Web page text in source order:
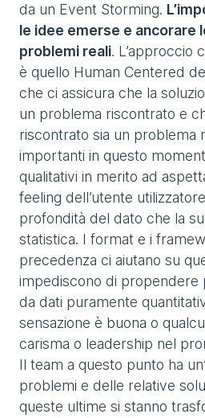
da un Event Storming.
le idee emerse e ancorare
problemi reali. L’approccio
è quello Human Centered
che ci assicura che la
un problema riscontrato e
riscontrato sia un problema
importanti in questo
qualitativi in merito ad
feeling dell’utente
profondità del dato che la
statistica. I format e i
precedenza ci aiutano su
impediscono di propendere
da dati puramente
sensazione è buona o
carisma o leadership nel
Il team a questo punto ha
problemi e delle relative
queste ultime si stanno